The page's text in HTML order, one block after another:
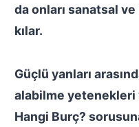
da onları sanatsal
kılar.
Güçlü yanları
alabilme yetenekleri
Hangi Burç?